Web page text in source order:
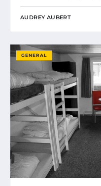
AUDREY AUBERT
GENERAL